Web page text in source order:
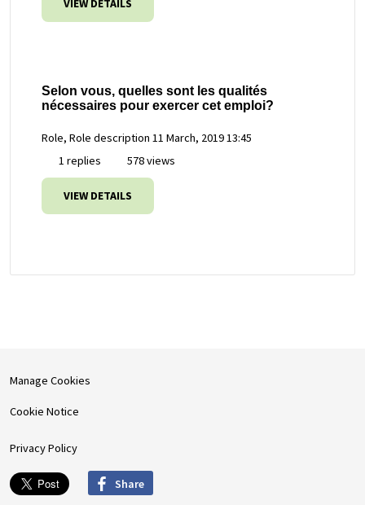
VIEW DETAILS
Selon vous, quelles sont les qualités
nécessaires pour exercer cet emploi?
Role, Role description 11 March, 2019 13:45
1 replies
578 views
VIEW DETAILS
Manage Cookies
Cookie Notice
Privacy Policy
Share